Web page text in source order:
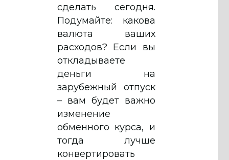
сделать сегодня.
Подумайте: какова
валюта ваших
расходов? Если вы
откладываете
деньги на
зарубежный отпуск
– вам будет важно
изменение
обменного курса, и
тогда лучше
конвертировать